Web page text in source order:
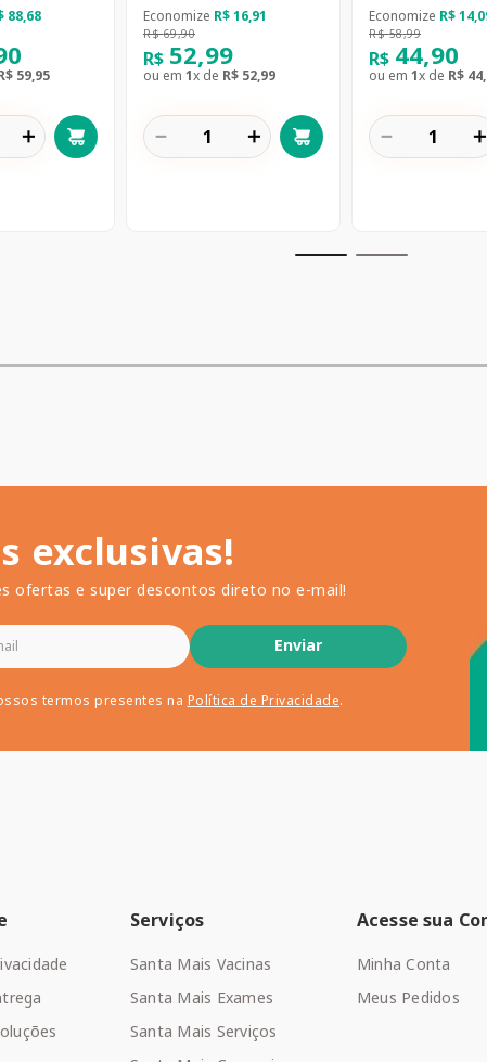
88,68
59,95
＋
Economize R$16,91
R$ 69,90
R$ 52,99
ou em 1x de R$ 52,99
＋
－
Economize R$14,
R$ 58,99
R$ 44,90
ou em 1x de R$ 44,
＋
－
exclusivas!
ofertas e super descontos direto no e-mail!
Enviar
termos presentes na Política de Privacidade.
Serviços
Santa Mais Vacinas
Santa Mais Exames
Santa Mais Serviços
Acesse sua
Minha Conta
Meus Pedidos